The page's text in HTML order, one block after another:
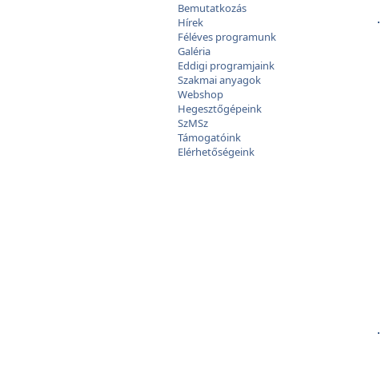
Bemutatkozás
Hírek
Féléves programunk
Galéria
Eddigi programjaink
Szakmai anyagok
Webshop
Hegesztőgépeink
SzMSz
Támogatóink
Elérhetőségeink